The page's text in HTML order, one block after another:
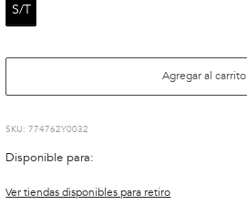
S/T
Agregar al carrito
:774762Y0032
Disponible para:
Ver tiendas disponibles para retiro